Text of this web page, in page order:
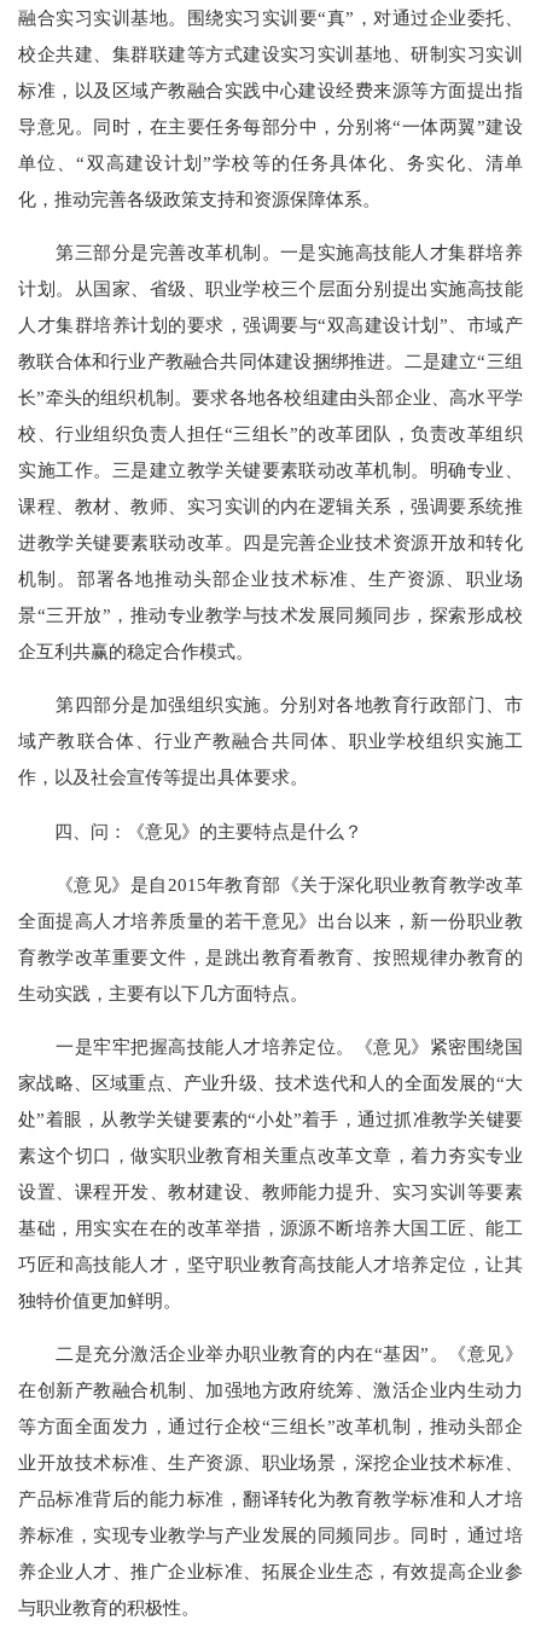
融合实习实训基地。围绕实习实训要“真”，对通过企业委托、
校企共建、集群联建等方式建设实习实训基地、研制实习实训
标准，以及区域产教融合实践中心建设经费来源等方面提出指
导意见。同时，在主要任务每部分中，分别将“一体两翼”建设
单位、“双高建设计划”学校等的任务具体化、务实化、清单
化，推动完善各级政策支持和资源保障体系。
第三部分是完善改革机制。一是实施高技能人才集群培养
计划。从国家、省级、职业学校三个层面分别提出实施高技能
人才集群培养计划的要求，强调要与“双高建设计划”、市域产
教联合体和行业产教融合共同体建设捆绑推进。二是建立“三组
长”牵头的组织机制。要求各地各校组建由头部企业、高水平学
校、行业组织负责人担任“三组长”的改革团队，负责改革组织
实施工作。三是建立教学关键要素联动改革机制。明确专业、
课程、教材、教师、实习实训的内在逻辑关系，强调要系统推
进教学关键要素联动改革。四是完善企业技术资源开放和转化
机制。部署各地推动头部企业技术标准、生产资源、职业场
景“三开放”，推动专业教学与技术发展同频同步，探索形成校
企互利共赢的稳定合作模式。
第四部分是加强组织实施。分别对各地教育行政部门、市
域产教联合体、行业产教融合共同体、职业学校组织实施工
作，以及社会宣传等提出具体要求。
四、问：《意见》的主要特点是什么？
《意见》是自2015年教育部《关于深化职业教育教学改革
全面提高人才培养质量的若干意见》出台以来，新一份职业教
育教学改革重要文件，是跳出教育看教育、按照规律办教育的
生动实践，主要有以下几方面特点。
一是牢牢把握高技能人才培养定位。《意见》紧密围绕国
家战略、区域重点、产业升级、技术迭代和人的全面发展的“大
处”着眼，从教学关键要素的“小处”着手，通过抓准教学关键要
素这个切口，做实职业教育相关重点改革文章，着力夯实专业
设置、课程开发、教材建设、教师能力提升、实习实训等要素
基础，用实实在在的改革举措，源源不断培养大国工匠、能工
巧匠和高技能人才，坚守职业教育高技能人才培养定位，让其
独特价值更加鲜明。
二是充分激活企业举办职业教育的内在“基因”。《意见》
在创新产教融合机制、加强地方政府统筹、激活企业内生动力
等方面全面发力，通过行企校“三组长”改革机制，推动头部企
业开放技术标准、生产资源、职业场景，深挖企业技术标准、
产品标准背后的能力标准，翻译转化为教育教学标准和人才培
养标准，实现专业教学与产业发展的同频同步。同时，通过培
养企业人才、推广企业标准、拓展企业生态，有效提高企业参
与职业教育的积极性。